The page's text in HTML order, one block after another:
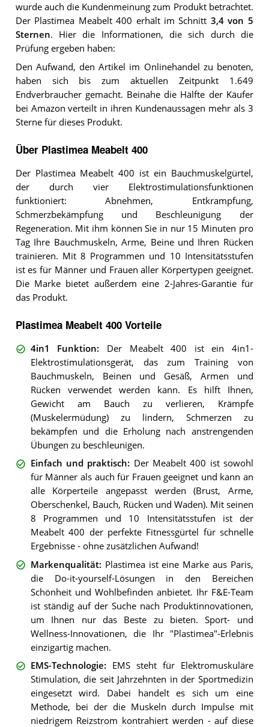
wurde auch die Kundenmeinung zum Produkt betrachtet.
Der Plastimea Meabelt 400 erhält im Schnitt 3,4von 5
Sternen. Hier die Informationen, die sich durch die
Prüfung ergeben haben:
Den Aufwand, den Artikel im Onlinehandel zu benoten,
haben sich bis zum aktuellen Zeitpunkt 1.649
Endverbraucher gemacht. Beinahe die Hälfte der Käufer
bei Amazon verteilt in ihren Kundenaussagen mehr als 3
Sterne für dieses Produkt.
Über Plastimea Meabelt 400
Der Plastimea Meabelt 400 ist ein Bauchmuskelgürtel,
der durch vier Elektrostimulationsfunktionen
funktioniert: Abnehmen, Entkrampfung,
Schmerzbekämpfung und Beschleunigung der
Regeneration. Mit ihm können Sie in nur 15 Minuten pro
Tag Ihre Bauchmuskeln, Arme, Beine und Ihren Rücken
trainieren. Mit 8 Programmen und 10 Intensitätsstufen
ist es für Männer und Frauen aller Körpertypen geeignet.
Die Marke bietet außerdem eine 2-Jahres-Garantie für
das Produkt.
Plastimea Meabelt 400 Vorteile
4in1 Funktion: Der Meabelt 400 ist ein 4in1-
Elektrostimulationsgerät, das zum Training von
Bauchmuskeln, Beinen und Gesäß, Armen und
Rücken verwendet werden kann. Es hilft Ihnen,
Gewicht am Bauch zu verlieren, Krämpfe
(Muskelermüdung) zu lindern, Schmerzen zu
bekämpfen und die Erholung nach anstrengenden
Übungen zu beschleunigen.
Einfach und praktisch: Der Meabelt 400 ist sowohl
für Männer als auch für Frauen geeignet und kann an
alle Körperteile angepasst werden (Brust, Arme,
Oberschenkel, Bauch, Rücken und Waden). Mit seinen
8 Programmen und 10 Intensitätsstufen ist der
Meabelt 400 der perfekte Fitnessgürtel für schnelle
Ergebnisse - ohne zusätzlichen Aufwand!
Markenqualität: Plastimea ist eine Marke aus Paris,
die Do-it-yourself-Lösungen in den Bereichen
Schönheit und Wohlbefinden anbietet. Ihr F&E-Team
ist ständig auf der Suche nach Produktinnovationen,
um Ihnen nur das Beste zu bieten. Sport- und
Wellness-Innovationen, die Ihr "Plastimea"-Erlebnis
einzigartig machen.
EMS-Technologie: EMS steht für Elektromuskuläre
Stimulation, die seit Jahrzehnten in der Sportmedizin
eingesetzt wird. Dabei handelt es sich um eine
Methode, bei der die Muskeln durch Impulse mit
niedrigem Reizstrom kontrahiert werden - auf diese